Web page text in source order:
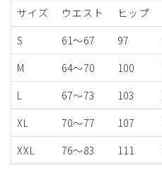
サイズ ウエスト ヒップ
S
61～67 97
M
64～70 100
L
67～73 103
XL
70～77 107
XXL
76～83 111